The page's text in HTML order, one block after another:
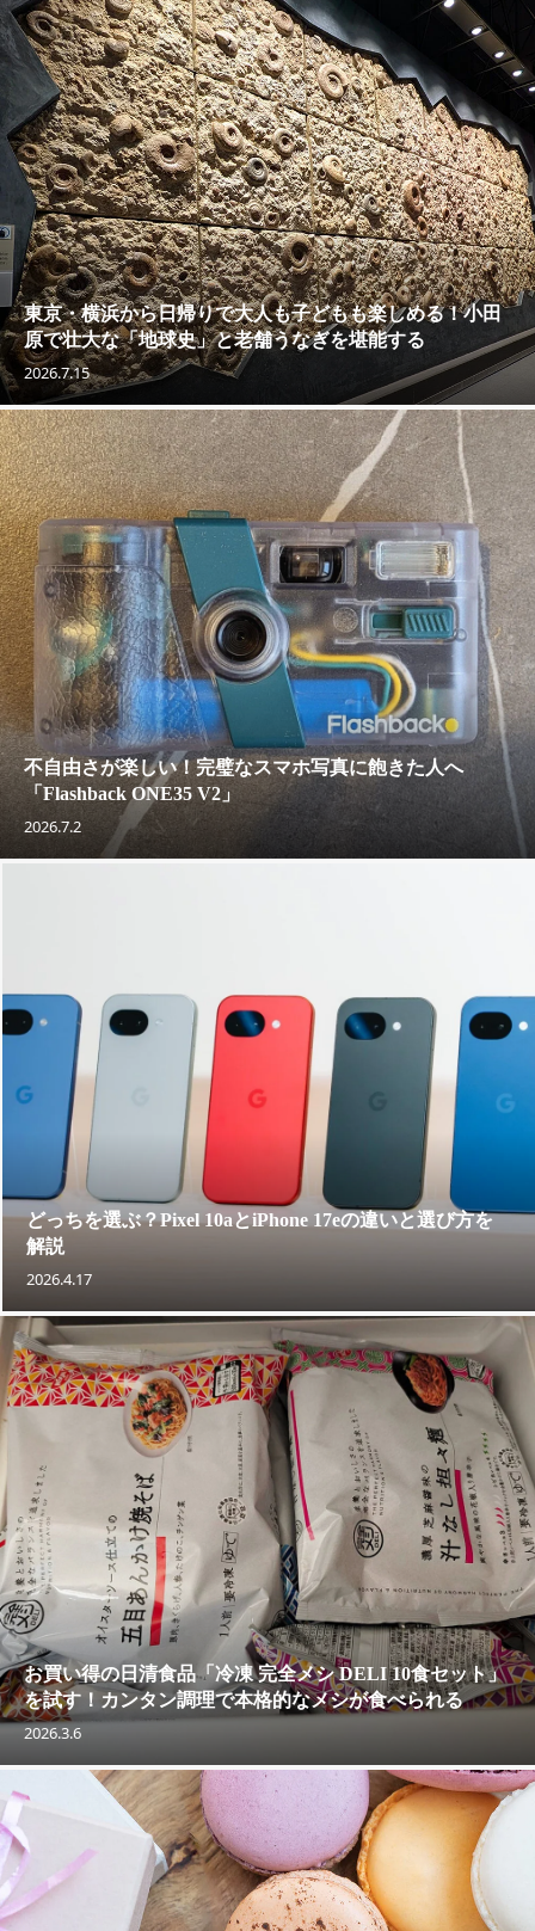
東京・横浜から日帰りで大人も子どもも楽しめる！小田
原で壮大な「地球史」と老舗うなぎを堪能する
2026.7.15
不自由さが楽しい！完璧なスマホ写真に飽きた人へ
「Flashback ONE35 V2」
2026.7.2
どっちを選ぶ？Pixel 10aとiPhone 17eの違いと選び方を
解説
2026.4.17
お買い得の日清食品「冷凍 完全メシ DELI 10食セット」
を試す！カンタン調理で本格的なメシが食べられる
2026.3.6